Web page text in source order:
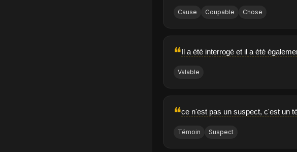
Cause Coupable Chose
❝Il a été interrogé et il a été
Valable
❝ce n'est pas un suspect, c'est un
Témoin Suspect